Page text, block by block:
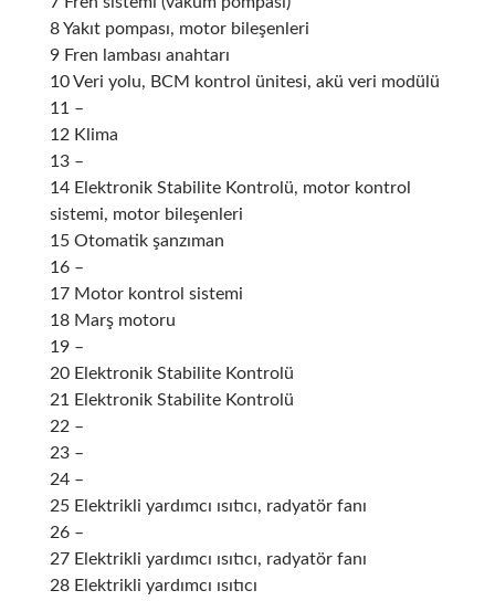
8 Yakıt pompası, motor bileşenleri
9 Fren lambası anahtarı
10 Veri yolu, BCM kontrol ünitesi, akü veri modülü
11 –
12 Klima
13 –
14 Elektronik Stabilite Kontrolü, motor kontrol
sistemi, motor bileşenleri
15 Otomatik şanzıman
16 –
17 Motor kontrol sistemi
18 Marş motoru
19 –
20 Elektronik Stabilite Kontrolü
21
Elektronik Stabilite Kontrolü
22 –
23 –
24 –
25 Elektrikli yardımcı ısıtıcı, radyatör fanı
26 –
27 Elektrikli yardımcı ısıtıcı, radyatör fanı
28 Elektrikli yardımcı ısıtıcı